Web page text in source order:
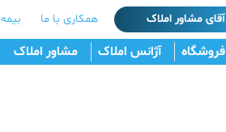
آقای مشاور املاک همکاری با ما بیمه
فروشگاه آژانس املاک مشاور املاک